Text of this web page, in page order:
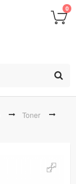
0
Toner